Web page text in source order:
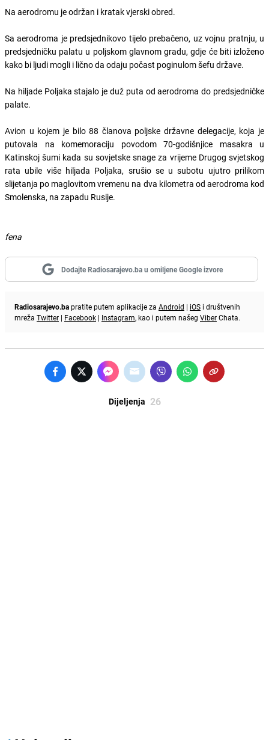
Na aerodromu je održan i kratak vjerski obred.
Sa aerodroma je predsjednikovo tijelo prebačeno, uz vojnu pratnju, u
predsjedničku palatu u poljskom glavnom gradu, gdje će biti izloženo
kako bi ljudi mogli i lično da odaju počast poginulom šefu države.
Na hiljade Poljaka stajalo je duž puta od aerodroma do predsjedničke
palate.
Avion u kojem je bilo 88 članova poljske državne delegacije, koja je
putovala na komemoraciju povodom 70-godišnjice masakra u
Katinskoj šumi kada su sovjetske snage za vrijeme Drugog svjetskog
rata ubile više hiljada Poljaka, srušio se u subotu ujutro prilikom
slijetanja po maglovitom vremenu na dva kilometra od aerodroma kod
Smolenska, na zapadu Rusije.
fena
Dodajte Radiosarajevo.ba u omiljene Google izvore
Radiosarajevo.bapratite putem aplikacije za Android | iOS i društvenih
mreža Twitter | Facebook | Instagram, kao i putem našeg ViberChata.
Dijeljenja 26